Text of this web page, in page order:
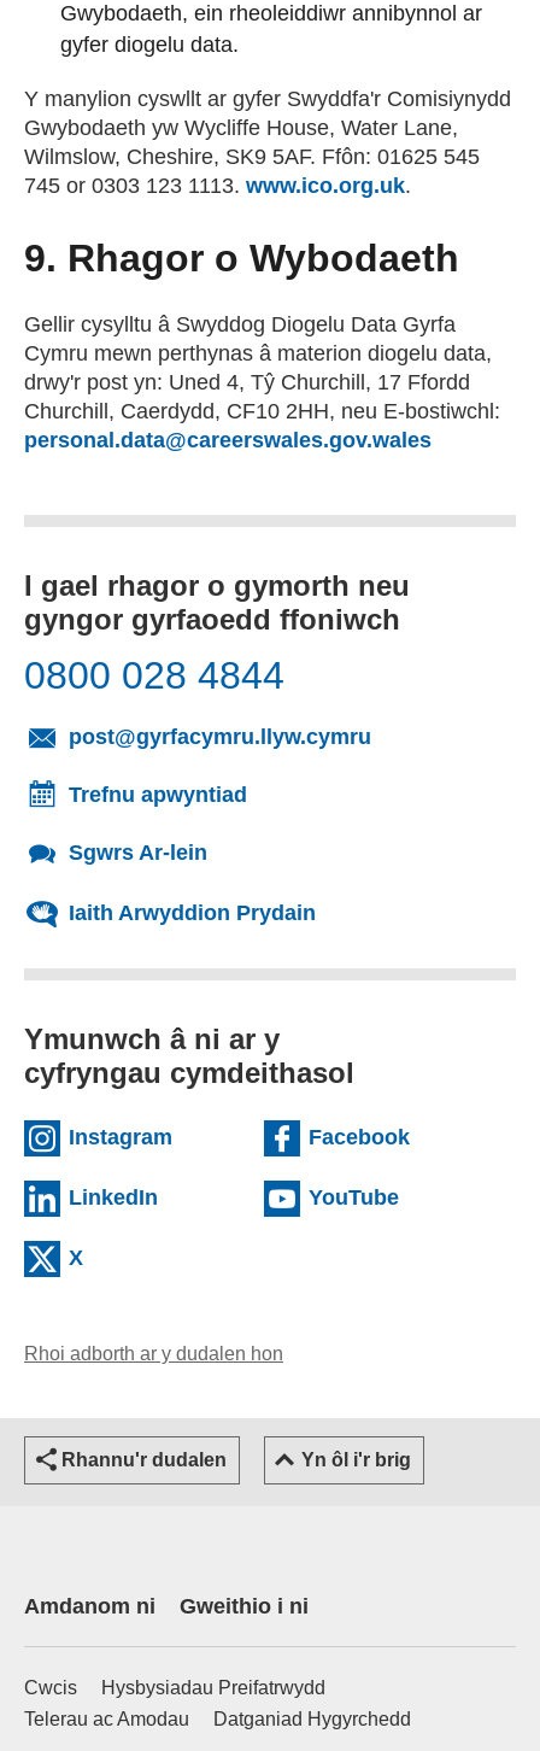
Gwybodaeth, ein rheoleiddiwr annibynnol ar
gyfer diogelu data.
Y manylion cyswllt ar gyfer Swyddfa'r Comisiynydd
Gwybodaeth yw Wycliffe House, Water Lane,
Wilmslow, Cheshire, SK9 5AF. Ffôn: 01625 545
745 or 0303 123 1113. www.ico.org.uk(external
.
9. Rhagor o Wybodaeth
Gellir cysylltu â Swyddog Diogelu Data Gyrfa
Cymru mewn perthynas â materion diogelu data,
drwy'r post yn: Uned 4, Tŷ Churchill, 17 Ffordd
Churchill, Caerdydd, CF10 2HH, neu E-bostiwchl:
personal.data@careerswales.gov.wales
I gael rhagor o gymorth neu
gyngor gyrfaoedd ffoniwch
0800 028 4844
post@gyrfacymru.llyw.cymru
Trefnu apwyntiad
Sgwrs Ar-lein
Iaith Arwyddion Prydain
Ymunwch â ni ar y
cyfryngau cymdeithasol
Instagram (external websiteCY)
Facebook(external
LinkedIn (external websiteCY)
YouTube(external
X
Rhoi adborth ar y dudalen hon
Rhannu'r dudalen Yn ôl i'r brig
Amdanom ni Gweithio i ni
Cwcis
Hysbysiadau Preifatrwydd
Telerau ac Amodau
Datganiad Hygyrchedd